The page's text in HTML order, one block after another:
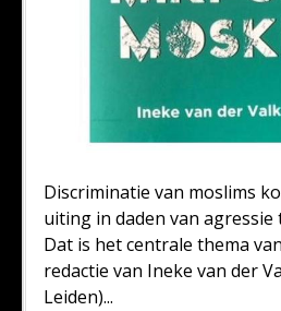
Discriminatie van moslims
uiting in daden van agressie
Dat is het centrale thema
redactie van Ineke van der
Leiden)...